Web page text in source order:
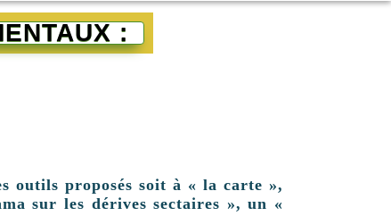
:
outils proposés soit à « la carte »,
sur les dérives sectaires », un «